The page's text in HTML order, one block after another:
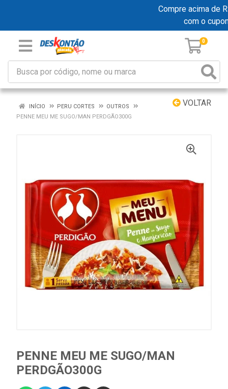
Compre acima de
com o
0
VOLTAR
INÍCIO PERU CORTES
OUTROS
PENNE MEU ME SUGO/MAN PERDGÃO300G
PENNE MEU ME SUGO/MAN
PERDGÃO300G